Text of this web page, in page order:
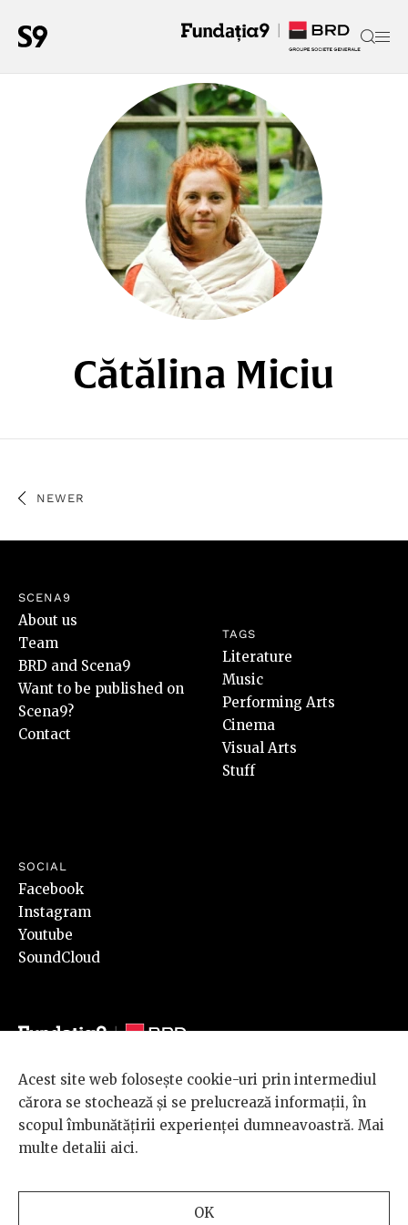
Cătălina Miciu
NEWER
SCENA9
About us
Team
BRD and Scena9
Want to be published on
Scena9?
Contact
TAGS
Literature
Music
Performing Arts
Cinema
Visual Arts
Stuff
SOCIAL
Facebook
Instagram
Youtube
SoundCloud
© 2026 BRD Groupe Société Générale, toate drepturile rezervate.
Scena 9 este un proiect sustinut de
BRD GROUPE SOCIÉTÉ
GÉNÉRALE
Acest site web folosește cookie-uri prin intermediul
cărora se stochează și se prelucrează informații, în
scopul îmbunătățirii experienței dumneavoastră. Mai
multe detalii aici.
OK